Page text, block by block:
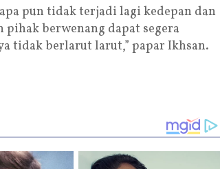
pun tidak terjadi lagi kedepan dan
berwenang dapat segera
tidak berlarut larut,” papar Ikhsan.